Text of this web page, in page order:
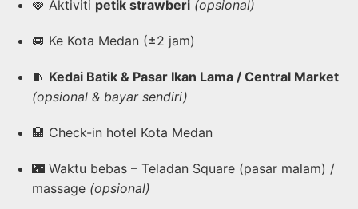
🍓 Aktiviti petik strawberi (opsional)
🚐 Ke Kota Medan (±2 jam)
🧵 Kedai Batik & Pasar Ikan Lama / Central Market
(opsional & bayar sendiri)
🏨 Check-in hotel Kota Medan
🌃 Waktu bebas – Teladan Square (pasar malam) /
massage (opsional)